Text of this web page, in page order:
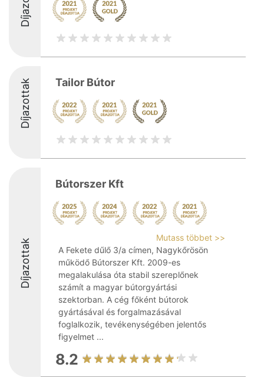
Díjazottak
Tailor Bútor
Díjazottak
Bútorszer Kft
Mutass többet >>
A Fekete dűlő 3/a címen, Nagykőrösön
működő Bútorszer Kft. 2009-es
megalakulása óta stabil szereplőnek
számít a magyar bútorgyártási
szektorban. A cég főként bútorok
gyártásával és forgalmazásával
foglalkozik, tevékenységében jelentős
figyelmet ...
8.2